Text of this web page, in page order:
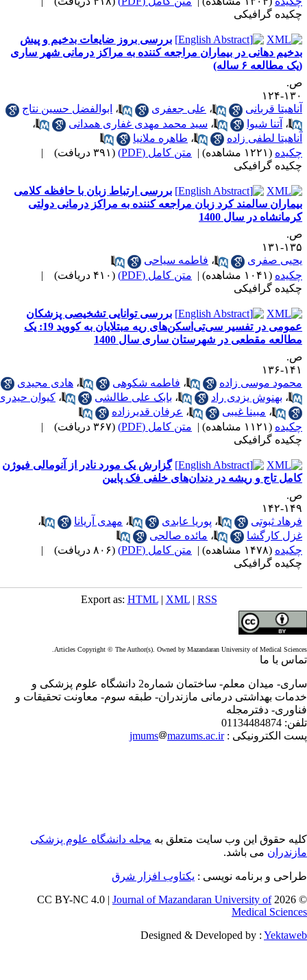
گرافیکی
بررسی بروز ضایعات بدخیم و پیش
دهانی در بیماران مراجعه کننده به مراکز درمانی شهر ساری
مطالعه ۶ ساله)
۱۲۴
قربانی
،علی جعفری ،ابوالفضل حسین نتاج
،آتنا شیوا ،سید محمد مهدی غفاری همدانی
،
لطفی زاده
،طاهره ملانیا
(۱۲۲۱ مشاهده) | متن کامل (PDF) (۳۹۱ دریافت)
|
گرافیکی
بررسی ارتباط زبان با حافظه کلامی
سالمند کرد زبان مراجعه کننده به مراکز درمانی دولتی
در سال 1400
۱۳۱
صفری
،فاطمه سیاحی
(۱۰۴۱ مشاهده) | متن کامل (PDF) (۴۱۰ دریافت)
|
گرافیکی
بررسی توانایی تشخیصی پزشکان
عمومی در تفسیر سی‌تی‌اسکن‌های ریه مبتلایان به کووید 19: یک
مقطعی در شهرستان ساری سال 1400
۱۳۶
موسی زاده
،فاطمه شکوهی ،هادی مجیدی
،بهنوش یزدی راد ،بابک علی طالشی ،کیوان حیدری
،مبینا غیبی ،عرفان قدیرزاده
(۱۱۲۱ مشاهده) | متن کامل (PDF) (۳۶۷ دریافت)
|
گرافیکی
گزارش یک مورد نادر از آنومالی فیوژن
تاج و ریشه در دندان‌های خلفی فک پایین
۱۴۲
ثبوتی
،پوریا عابدی ،مهدی آریانا
،
کارگشا
،مائده صالحی
(۱۴۷۸ مشاهده) | متن کامل (PDF) (۸۰۶ دریافت)
|
گرافیکی
Export as:HTML |XML|RSS
Articles Copyright © The Author(s). Owned by Mazandaran University of Medical
با ما
ساری- میدان معلم- ساختمان شماره2 دانشگاه علوم پزشکی و
بهداشتی درمانی مازندران- طبقه سوم- معاونت تحقیقات و
دفترمجله
01134484874
الکترونیکی :
jmums mazums.ac.ir
حقوق این وب سایت متعلق بهمجله دانشگاه علوم پزشکی
می باشد.
و برنامه نویسی : یکتاوب افزار شرق
©
Journal of Mazandaran University of
Medical
Designed & Developed by :